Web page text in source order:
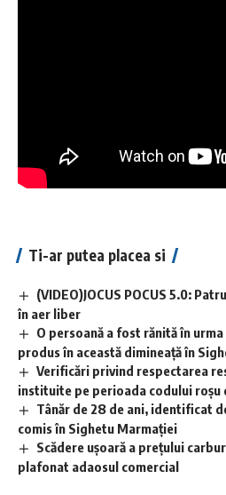
Ti-ar putea placea si
(VIDEO)JOCUS POCUS 5.0:
în aer liber
O persoană a fost rănită în
produs în această dimineață în
Verificări privind respectarea
instituite pe perioada codului roșu
Tânăr de 28 de ani, identificat
comis în Sighetu Marmației
Scădere ușoară a prețului
plafonat adaosul comercial